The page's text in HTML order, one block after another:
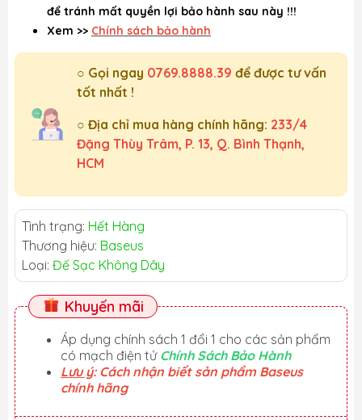
để tránh mất quyền lợi bảo hành sau này !!!
Xem >> Chính sách bảo hành
○ Gọi ngay 0769.8888.39 để được tư vấn
tốt nhất !
○ Địa chỉ mua hàng chính hãng: 233/4
Đặng Thùy Trâm, P. 13, Q. Bình Thạnh,
HCM
Tình trạng: Hết Hàng
Thương hiệu: Baseus
Loại: Đế Sạc Không Dây
Khuyến mãi
Áp dụng chính sách 1 đổi 1 cho các sản phẩm
có mạch điện tử Chính Sách Bảo Hành
Lưu ý: Cách nhận biết sản phẩm Baseus
chính hãng